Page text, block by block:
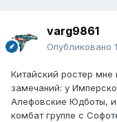
varg9861
Опубликовано
Китайский ростер мне
замечаний: у
Алефовские Юдботы,
комбат группе с